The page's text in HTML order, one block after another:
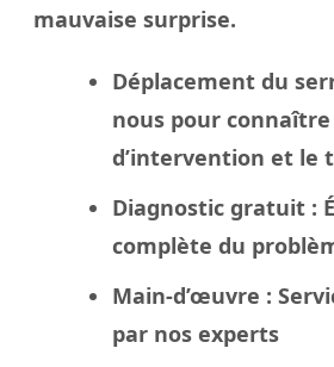
mauvaise surprise.
Déplacement du
nous pour
d’intervention et le
Diagnostic gratuit :
complète du
Main-d’œuvre :
par nos experts